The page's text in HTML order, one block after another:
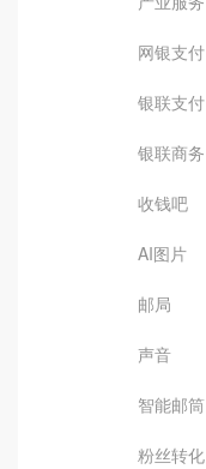
网银支付
银联支付
银联商务
收钱吧
AI图片
邮局
声音
智能邮筒
粉丝转化